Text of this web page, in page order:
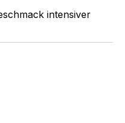
intensiver